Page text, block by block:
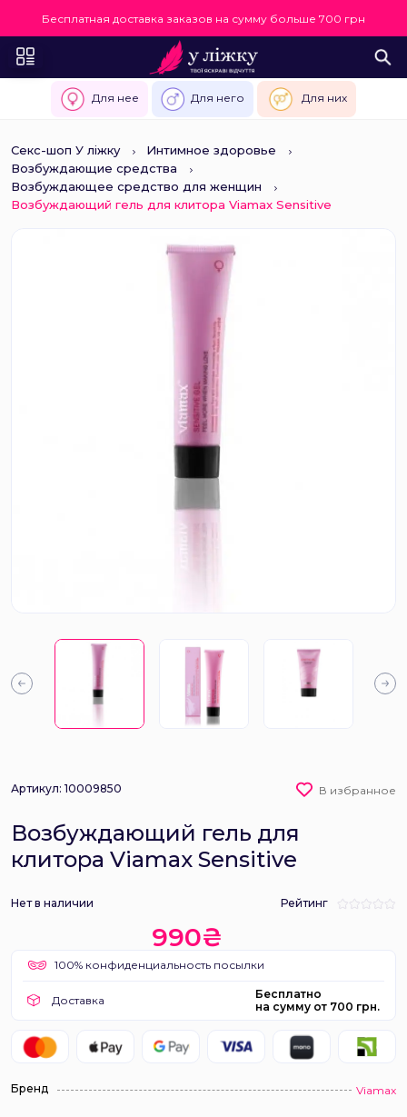
Бесплатная доставка заказов на сумму больше 700 грн
Для нее Для него Для них
Секс-шоп У ліжку
Интимное здоровье
Возбуждающие средства
Возбуждающее средство для женщин
Возбуждающий гель для клитора Viamax Sensitive
Артикул: 10009850 В избранное
Возбуждающий гель для
клитора Viamax Sensitive
Нет в наличии Рейтинг
990₴
100% конфиденциальность посылки
Доставка
Бесплатно
на сумму от 700 грн.
Бренд Viamax